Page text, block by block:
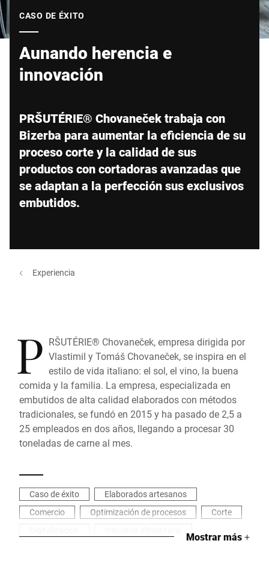
CASO DE ÉXITO
Aunando herencia e
innovación
PRŠUTÉRIE® Chovaneček trabaja con
Bizerba para aumentar la eficiencia de su
proceso corte y la calidad de sus
productos con cortadoras avanzadas que
se adaptan a la perfección sus exclusivos
embutidos.
Experiencia
P RŠUTÉRIE® Chovaneček, empresa dirigida por
Vlastimil y Tomáš Chovaneček, se inspira en el
estilo de vida italiano: el sol, el vino, la buena
comida y la familia. La empresa, especializada en
embutidos de alta calidad elaborados con métodos
tradicionales, se fundó en 2015 y ha pasado de 2,5 a
25 empleados en dos años, llegando a procesar 30
toneladas de carne al mes.
Caso de éxito
Elaborados artesanos
Comercio
Optimización de procesos
Corte
Mostrar más+